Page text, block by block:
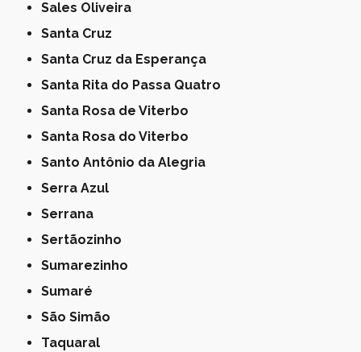
Sales Oliveira
Santa Cruz
Santa Cruz da Esperança
Santa Rita do Passa Quatro
Santa Rosa de Viterbo
Santa Rosa do Viterbo
Santo Antônio da Alegria
Serra Azul
Serrana
Sertãozinho
Sumarezinho
Sumaré
São Simão
Taquaral